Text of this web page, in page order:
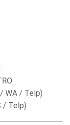
WA / Telp)
/ Telp)